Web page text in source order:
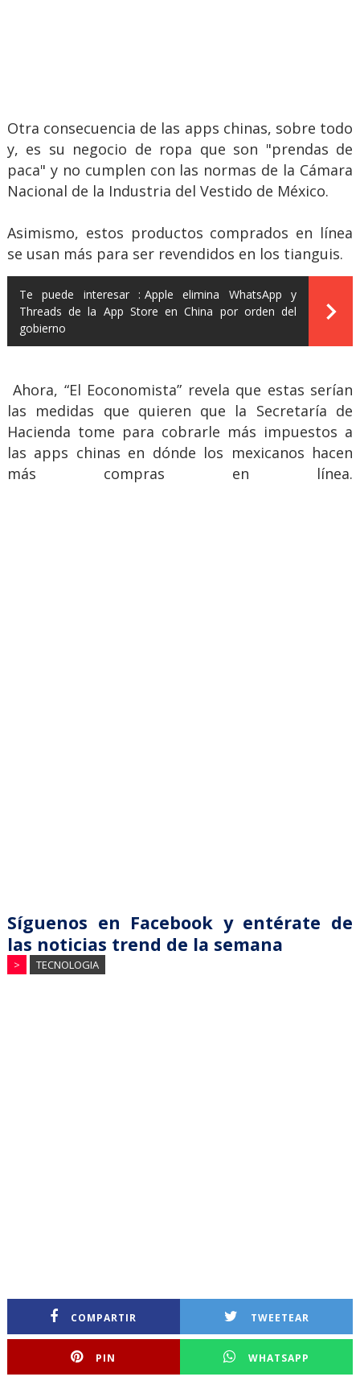
Otra consecuencia de las apps chinas, sobre todo
y, es su negocio de ropa que son "prendas de
paca" y no cumplen con las normas de la Cámara
Nacional de la Industria del Vestido de México.
Asimismo, estos productos comprados en línea
se usan más para ser revendidos en los tianguis.
Te puede interesar : Apple elimina WhatsApp y
Threads de la App Store en China por orden del
gobierno
Ahora, “El Eoconomista” revela que estas serían
las medidas que quieren que la Secretaría de
Hacienda tome para cobrarle más impuestos a
las apps chinas en dónde los mexicanos hacen
más compras en línea.
Síguenos en Facebook y entérate de
las noticias trend de la semana
> TECNOLOGIA
COMPARTIR TWEETEAR
PIN WHATSAPP